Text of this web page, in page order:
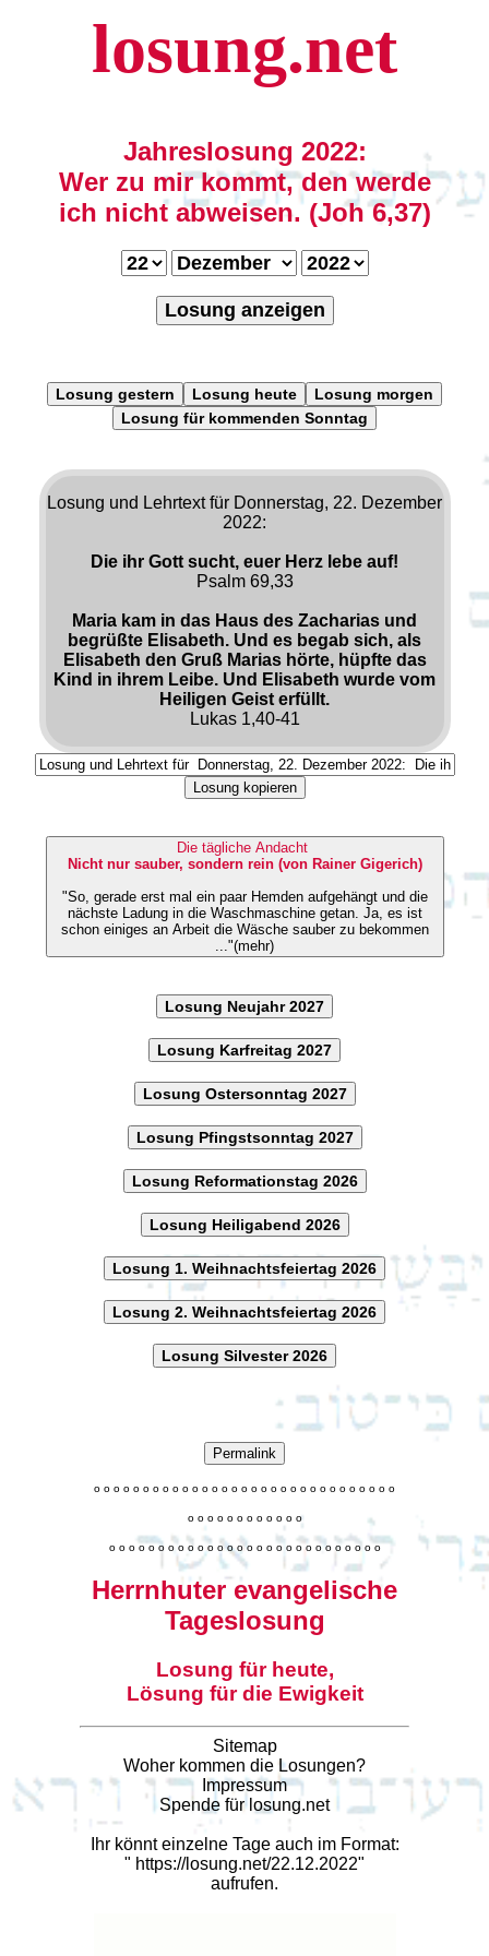
losung.net
Jahreslosung 2022:
Wer zu mir kommt, den werde
ich nicht abweisen. (Joh 6,37)
Losung anzeigen
Losung gestern Losung heute
Losung morgen
Losung für kommenden Sonntag
Losung und Lehrtext für Donnerstag, 22. Dezember
2022:
Die ihr Gott sucht, euer Herz lebe auf!
Psalm 69,33
Maria kam in das Haus des Zacharias und
begrüßte Elisabeth. Und es begab sich, als
Elisabeth den Gruß Marias hörte, hüpfte das
Kind in ihrem Leibe. Und Elisabeth wurde vom
Heiligen Geist erfüllt.
Lukas 1,40-41
Losung kopieren
Die tägliche Andacht
Nicht nur sauber, sondern rein (von Rainer Gigerich)
"So, gerade erst mal ein paar Hemden aufgehängt und die
nächste Ladung in die Waschmaschine getan. Ja, es ist
schon einiges an Arbeit die Wäsche sauber zu bekommen
..."(mehr)
Losung Neujahr 2027
Losung Karfreitag 2027
Losung Ostersonntag 2027
Losung Pfingstsonntag 2027
Losung Reformationstag 2026
Losung Heiligabend 2026
Losung 1. Weihnachtsfeiertag 2026
Losung 2. Weihnachtsfeiertag 2026
Losung Silvester 2026
Permalink
o o o o o o o o o o o o o o o o o o o o o o o o o o o o o o o
o o o o o o o o o o o o
o o o o o o o o o o o o o o o o o o o o o o o o o o o o
Herrnhuter evangelische
Tageslosung
Losung für heute,
Lösung für die Ewigkeit
Sitemap
Woher kommen die Losungen?
Impressum
Spende für losung.net
Ihr könnt einzelne Tage auch im Format:
" https://losung.net/22.12.2022"
aufrufen.